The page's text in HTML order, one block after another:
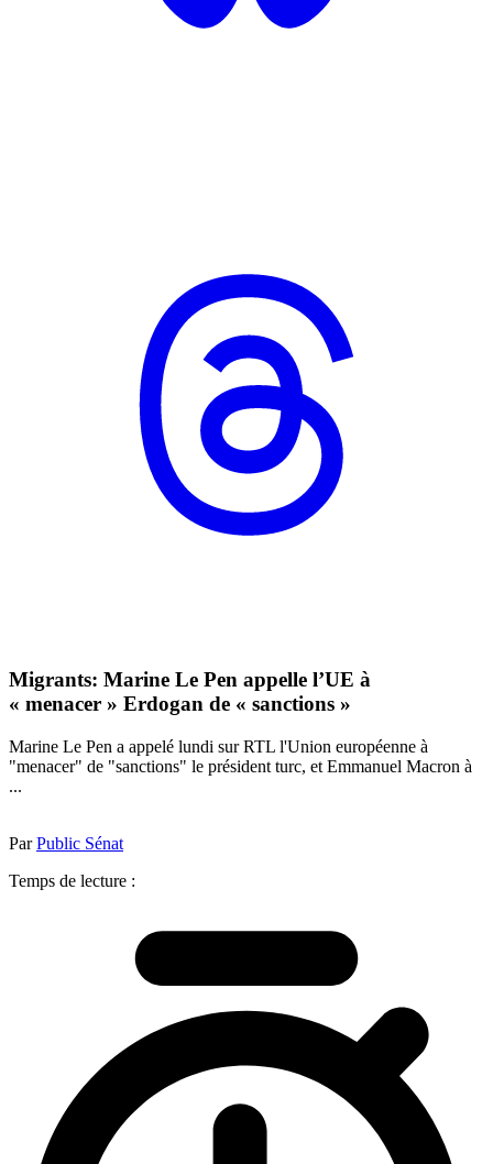
Migrants: Marine Le Pen appelle l’UE à
« menacer » Erdogan de « sanctions »
Marine Le Pen a appelé lundi sur RTL l'Union européenne à
"menacer" de "sanctions" le président turc, et Emmanuel Macron à
...
ParPublic Sénat
Temps de lecture :